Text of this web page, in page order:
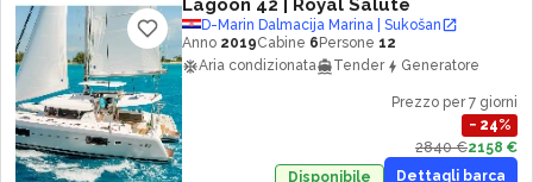
Lagoon 42 | Royal Salute
D-Marin Dalmacija Marina | Sukošan
Anno 2019Cabine 6 Persone 12
Aria condizionata
Tender Generatore
Prezzo per 7 giorni
− 24%
2840 €2158 €
Disponibile
Dettagli barca